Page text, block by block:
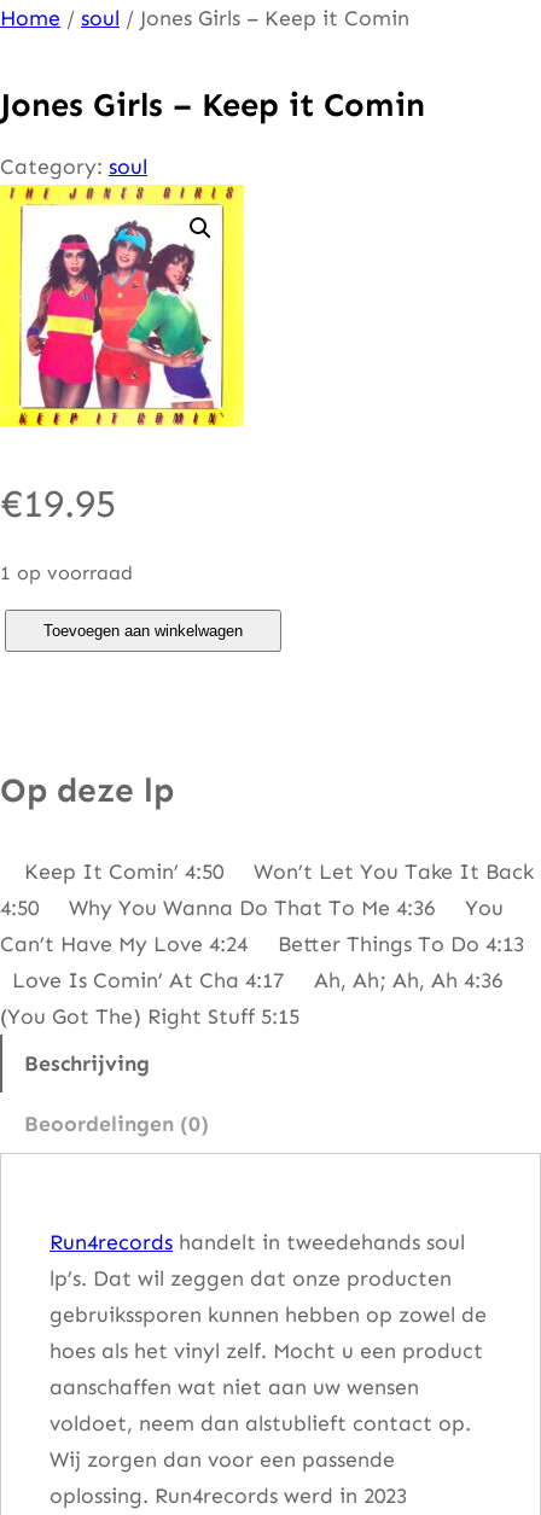
Ga
de
inhoud
Home / soul / Jones Girls – Keep it Comin
Jones Girls – Keep it Comin
Category: soul
€19.95
1 op voorraad
G
l
s
K
e
Toevoegen aan winkelwagen
Op deze lp
Keep It Comin’ 4:50 Won’t Let You Take It Back
4:50 Why You Wanna Do That To Me 4:36 You
Can’t Have My Love 4:24 Better Things To Do 4:13
Love Is Comin’ At Cha 4:17 Ah, Ah; Ah, Ah 4:36
(You Got The) Right Stuff 5:15
Beschrijving
Beoordelingen (0)
Run4records handelt in tweedehands soul
lp’s. Dat wil zeggen dat onze producten
gebruikssporen kunnen hebben op zowel de
hoes als het vinyl zelf. Mocht u een product
aanschaffen wat niet aan uw wensen
voldoet, neem dan alstublieft contact op.
Wij zorgen dan voor een passende
oplossing. Run4records werd in 2023